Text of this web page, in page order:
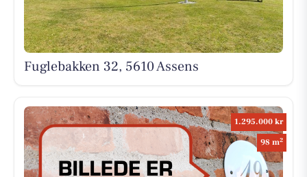
Fuglebakken 32, 5610 Assens
1.295.000 kr
98 m2